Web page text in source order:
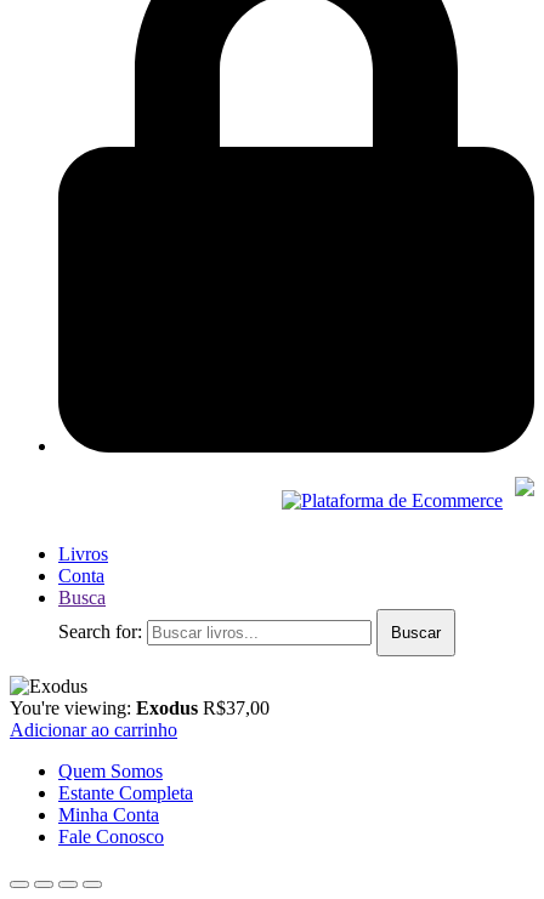
Livros
Conta
Busca
Search for:
Buscar
You're viewing: Exodus R$37,00
Adicionar ao carrinho
Quem Somos
Estante Completa
Minha Conta
Fale Conosco